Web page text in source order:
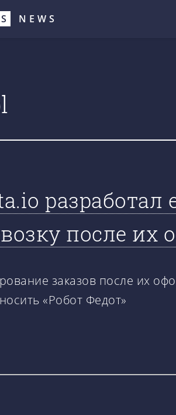
NEWS
после их
заказов после их
«Робот Федот»